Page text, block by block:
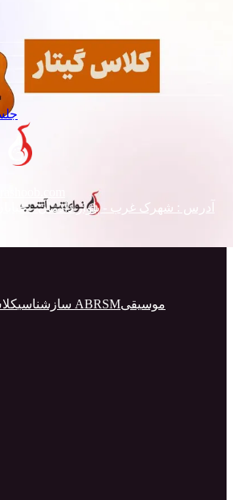
12
آدرس : شهرک غرب - بلوار دادمان -
سازشناسی آزمون ABRSMموسیقی